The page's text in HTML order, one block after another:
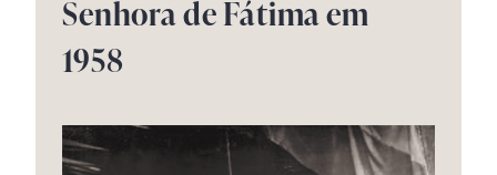
Senhora de Fátima em
1958